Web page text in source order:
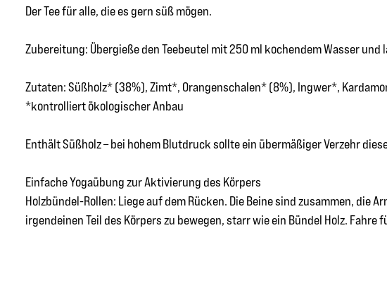
Der Tee für alle, die es gern süß mögen.
Zubereitung: Übergieße den Teebeutel mit 250 ml kochendem Wasser
Zutaten: Süßholz* (38%), Zimt*, Orangenschalen* (8%), Ingwer*,
*kontrolliert ökologischer Anbau
Enthält Süßholz – bei hohem Blutdruck sollte ein übermäßiger Verzehr
Einfache Yogaübung zur Aktivierung des Körpers
Holzbündel-Rollen: Liege auf dem Rücken. Die Beine sind zusammen, die
irgendeinen Teil des Körpers zu bewegen, starr wie ein Bündel Holz.